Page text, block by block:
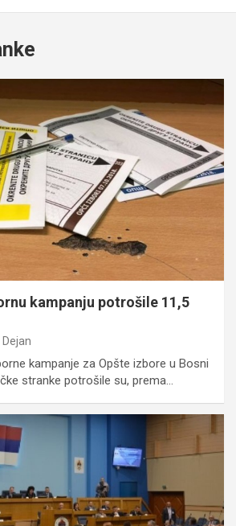
kampanju potrošile 11,5
Dejan
kampanje za Opšte izbore u Bosni
stranke potrošile su, prema…